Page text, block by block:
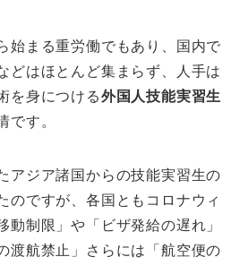
始まる重労働でもあり、国内で
どはほとんど集まらず、人手は
を身につける外国人技能実習生
です。
アジア諸国からの技能実習生の
のですが、各国ともコロナウィ
動制限」や「ビザ発給の遅れ」
渡航禁止」さらには「航空便の